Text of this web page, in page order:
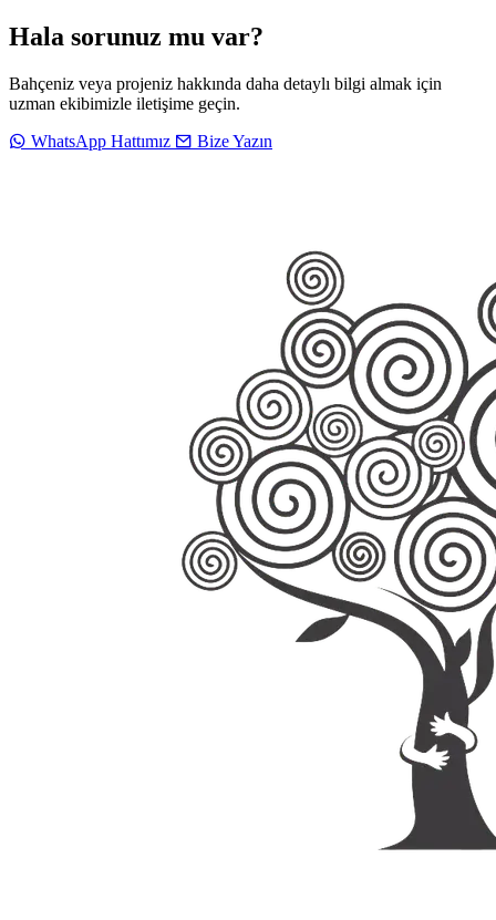
Hala sorunuz mu var?
Bahçeniz veya projeniz hakkında daha detaylı bilgi almak için
uzman ekibimizle iletişime geçin.
WhatsApp Hattımız
Bize Yazın